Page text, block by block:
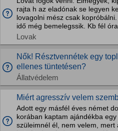
rajta h az eladónak se legyen
lovagolni mész csak
idő még bemelegssik. Kb fél
Lovak
Nők! Résztvennétek egy
ellenes tüntetésen?
Állatvédelem
Miért agresszív velem
Adott egy másfél éves német
korában kaptam ajándékba
szüleimnél él, nem velem,